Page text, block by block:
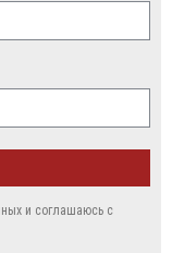
и соглашаюсь c